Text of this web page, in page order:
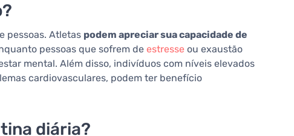
pessoas. Atletas podem apreciar sua capacidade de
pessoas que sofrem de estresse ou exaustão
mental. Além disso, indivíduos com níveis elevados
cardiovasculares, podem ter benefício
diária?